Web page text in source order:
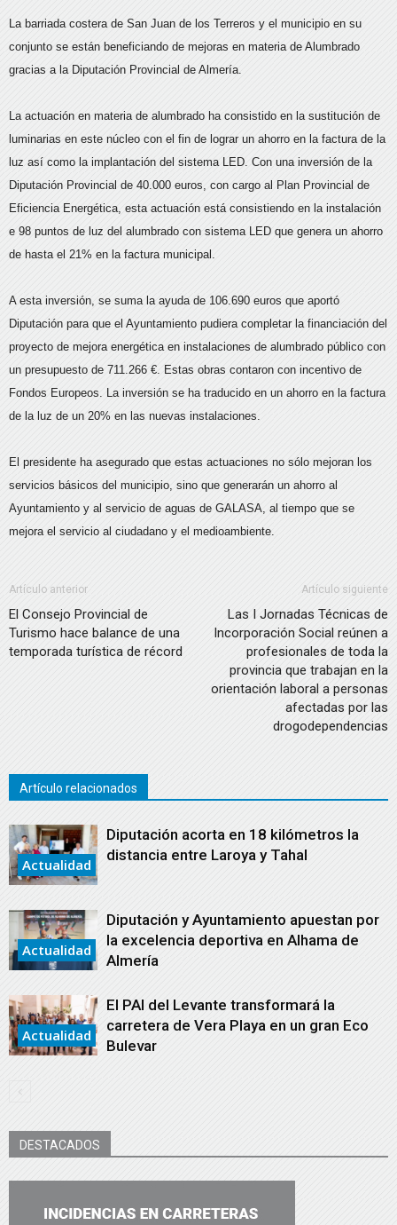
La barriada costera de San Juan de los Terreros y el municipio en su
conjunto se están beneficiando de mejoras en materia de Alumbrado
gracias a la Diputación Provincial de Almería.
La actuación en materia de alumbrado ha consistido en la sustitución de
luminarias en este núcleo con el fin de lograr un ahorro en la factura de la
luz así como la implantación del sistema LED. Con una inversión de la
Diputación Provincial de 40.000 euros, con cargo al Plan Provincial de
Eficiencia Energética, esta actuación está consistiendo en la instalación
e 98 puntos de luz del alumbrado con sistema LED que genera un ahorro
de hasta el 21% en la factura municipal.
A esta inversión, se suma la ayuda de 106.690 euros que aportó
Diputación para que el Ayuntamiento pudiera completar la financiación del
proyecto de mejora energética en instalaciones de alumbrado público con
un presupuesto de 711.266 €. Estas obras contaron con incentivo de
Fondos Europeos. La inversión se ha traducido en un ahorro en la factura
de la luz de un 20% en las nuevas instalaciones.
El presidente ha asegurado que estas actuaciones no sólo mejoran los
servicios básicos del municipio, sino que generarán un ahorro al
Ayuntamiento y al servicio de aguas de GALASA, al tiempo que se
mejora el servicio al ciudadano y el medioambiente.
Artículo anterior
El Consejo Provincial de
Turismo hace balance de una
temporada turística de récord
Artículo siguiente
Las I Jornadas Técnicas de
Incorporación Social reúnen a
profesionales de toda la
provincia que trabajan en la
orientación laboral a personas
afectadas por las
drogodependencias
Artículo relacionados
Actualidad
Diputación acorta en 18 kilómetros la
distancia entre Laroya y Tahal
Actualidad
Diputación y Ayuntamiento apuestan por
la excelencia deportiva en Alhama de
Almería
Actualidad
El PAI del Levante transformará la
carretera de Vera Playa en un gran Eco
Bulevar
DESTACADOS